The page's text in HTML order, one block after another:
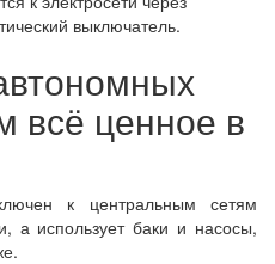
выключатель.
всё ценное в
к центральным сетям
а использует баки и насосы,